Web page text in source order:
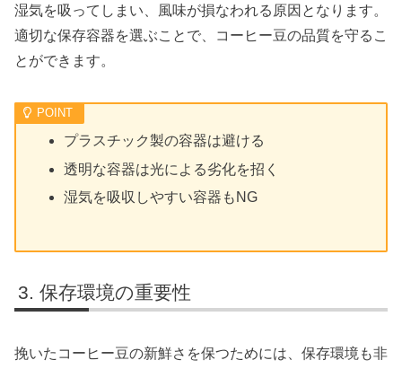
湿気を吸ってしまい、風味が損なわれる原因となります。
適切な保存容器を選ぶことで、コーヒー豆の品質を守るこ
とができます。
プラスチック製の容器は避ける
透明な容器は光による劣化を招く
湿気を吸収しやすい容器もNG
保存環境の重要性
挽いたコーヒー豆の新鮮さを保つためには、保存環境も非